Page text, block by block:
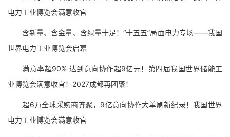
电力工业博览会满意收官
含新量、含金量、含绿量十足！“十五五”局面电力专场——我国
世界电力工业博览会启幕
满意率超90% 达到意向协作超9亿元！第四届我国世界储能工
业博览会满意收官！2027成都再团聚！
超6万全球采购商齐聚，9亿意向协作大单刷新纪录！我国世界
电力工业博览会满意收官